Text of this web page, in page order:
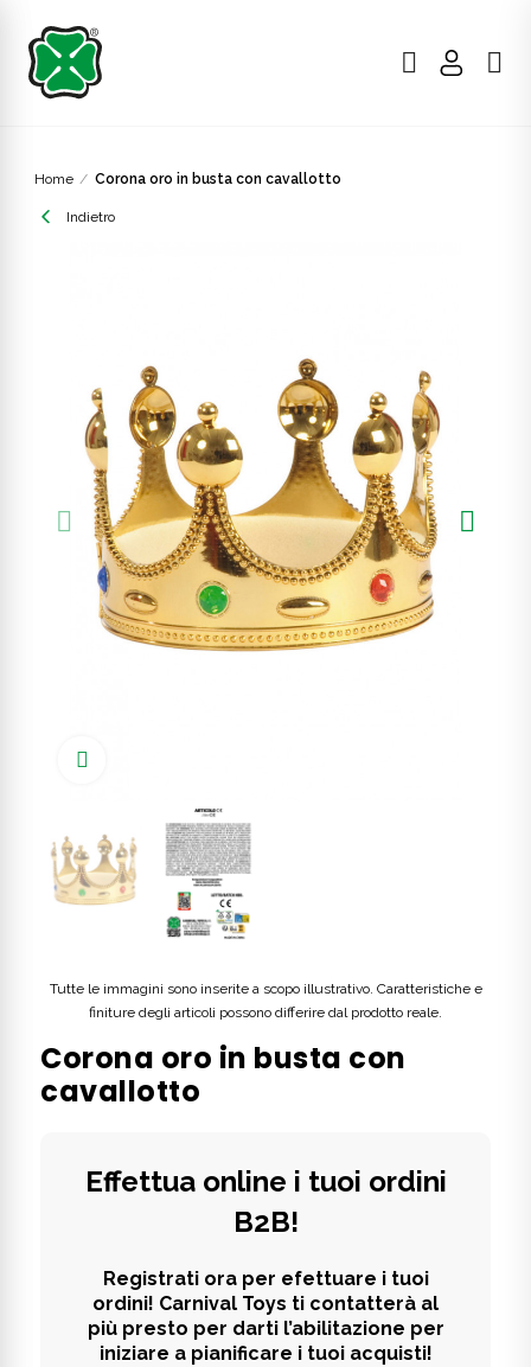
Home Corona oro in busta con cavallotto
Indietro
Tutte le immagini sono inserite a scopo illustrativo. Caratteristiche e
finiture degli articoli possono differire dal prodotto reale.
Corona oro in busta con
cavallotto
Effettua online i tuoi ordini
B2B!
Registrati ora per efettuare i tuoi
ordini! Carnival Toys ti contatterà al
più presto per darti l’abilitazione per
iniziare a pianificare i tuoi acquisti!